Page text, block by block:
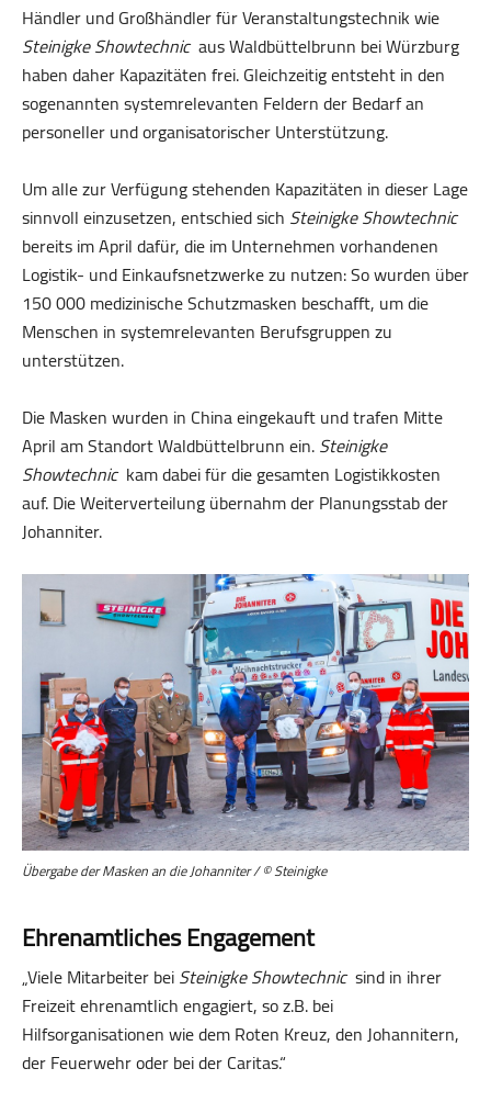
Händler und Großhändler für Veranstaltungstechnik wie
Steinigke Showtechnicaus Waldbüttelbrunn bei Würzburg
haben daher Kapazitäten frei. Gleichzeitig entsteht in den
sogenannten systemrelevanten Feldern der Bedarf an
personeller und organisatorischer Unterstützung.
Um alle zur Verfügung stehenden Kapazitäten in dieser Lage
sinnvoll einzusetzen, entschied sich Steinigke Showtechnic
bereits im April dafür, die im Unternehmen vorhandenen
Logistik- und Einkaufsnetzwerke zu nutzen: So wurden über
150 000 medizinische Schutzmasken beschafft, um die
Menschen in systemrelevanten Berufsgruppen zu
unterstützen.
Die Masken wurden in China eingekauft und trafen Mitte
April am Standort Waldbüttelbrunn ein.Steinigke
Showtechnickam dabei für die gesamten Logistikkosten
auf. Die Weiterverteilung übernahm der Planungsstab der
Johanniter.
Übergabe der Masken an die Johanniter / © Steinigke
Ehrenamtliches Engagement
„Viele Mitarbeiter beiSteinigke Showtechnicsind in ihrer
Freizeit ehrenamtlich engagiert, so z.B. bei
Hilfsorganisationen wie dem Roten Kreuz, den Johannitern,
der Feuerwehr oder bei der Caritas.“